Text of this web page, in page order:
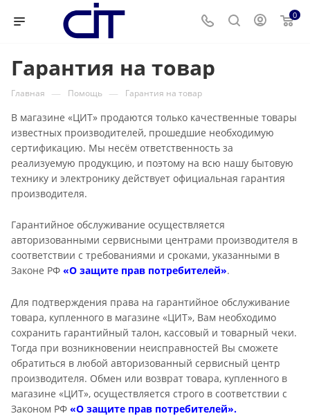
0
Гарантия на товар
Главная — Помощь — Гарантия на товар
В магазине «ЦИТ» продаются только качественные товары
известных производителей, прошедшие необходимую
сертификацию. Мы несём ответственность за
реализуемую продукцию, и поэтому на всю нашу бытовую
технику и электронику действует официальная гарантия
производителя.
Гарантийное обслуживание осуществляется
авторизованными сервисными центрами производителя в
соответствии с требованиями и сроками, указанными в
Законе РФ «О защите прав потребителей».
Для подтверждения права на гарантийное обслуживание
товара, купленного в магазине «ЦИТ», Вам необходимо
сохранить гарантийный талон, кассовый и товарный чеки.
Тогда при возникновении неисправностей Вы сможете
обратиться в любой авторизованный сервисный центр
производителя. Обмен или возврат товара, купленного в
магазине «ЦИТ», осуществляется строго в соответствии с
Законом РФ «О защите прав потребителей».